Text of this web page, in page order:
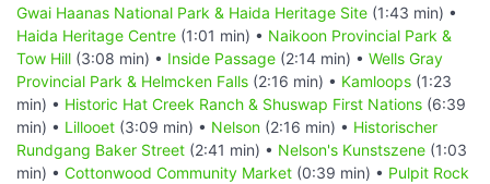
Gwai Haanas National Park & Haida Heritage Site (1:43 min) •
Haida Heritage Centre (1:01 min) • Naikoon Provincial Park &
Tow Hill (3:08 min) • Inside Passage (2:14 min) • Wells Gray
Provincial Park & Helmcken Falls (2:16 min) • Kamloops (1:23
min) • Historic Hat Creek Ranch & Shuswap First Nations (6:39
min) • Lillooet (3:09 min) • Nelson (2:16 min) • Historischer
Rundgang Baker Street (2:41 min) • Nelson's Kunstszene (1:03
min) • Cottonwood Community Market (0:39 min) • Pulpit Rock